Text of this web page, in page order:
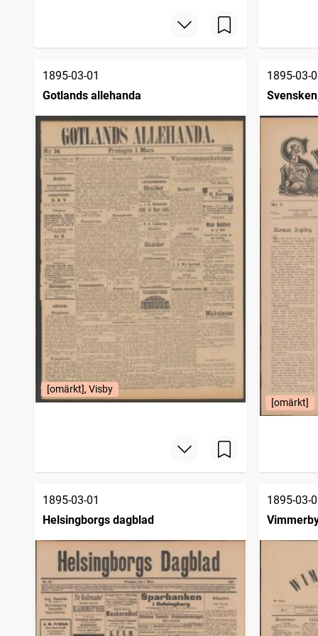
1 851
1 849
Nya Wexjöbladet
1 838
1895-03-01
Gotlands allehanda
[omärkt], Visby
1895-03-
[omärkt]
1895-03-01
Helsingborgs dagblad
1895-03-